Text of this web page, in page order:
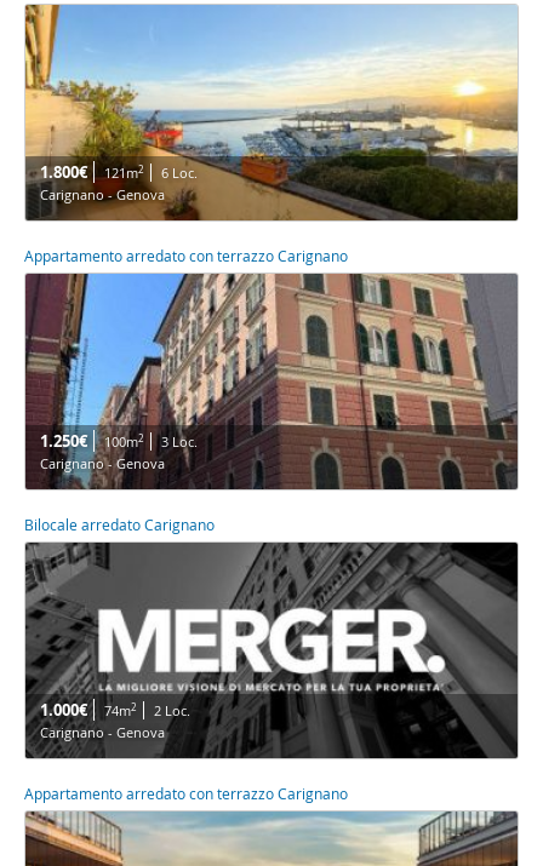
1.800€ 121m2
6 Loc.
Carignano - Genova
Appartamento arredato con terrazzo Carignano
1.250€ 100m2
3 Loc.
Carignano - Genova
Bilocale arredato Carignano
1.000€ 74m2
2 Loc.
Carignano - Genova
Appartamento arredato con terrazzo Carignano